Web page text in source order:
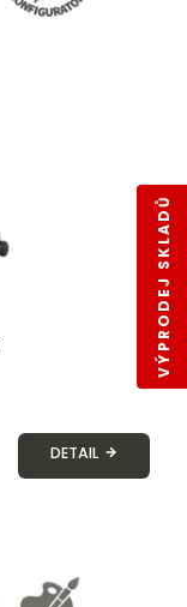
DETAIL
VÝPRODEJ SKLADŮ